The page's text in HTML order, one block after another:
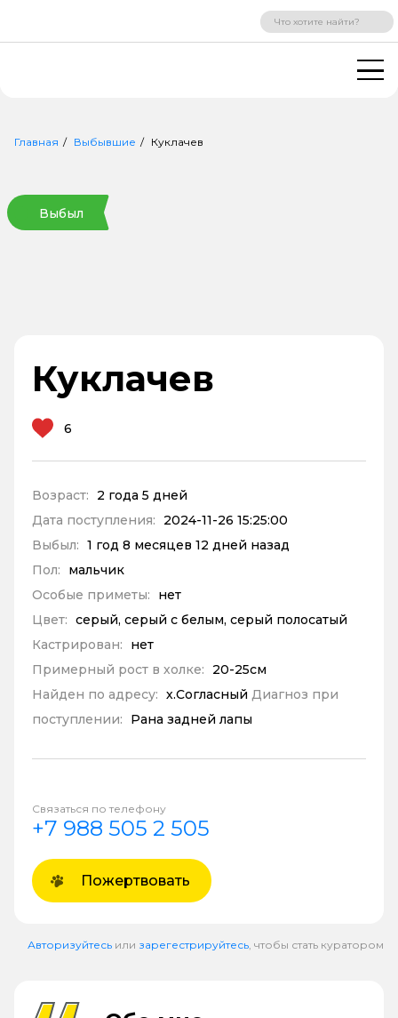
ВХОД РЕГИСТРАЦИЯ
Главная Выбывшие Куклачев
Выбыл
Куклачев
6
Возраст:
2 года 5 дней
Дата поступления:
2024-11-26 15:25:00
Выбыл: 1 год 8 месяцев 12 дней назад
Пол:
мальчик
Особые приметы:
нет
Цвет: серый, серый с белым, серый полосатый
Кастрирован:
нет
Примерный рост в холке:
20-25см
Найден по адресу: х.Согласный Диагноз при
поступлении:
Рана задней лапы
Связаться по телефону
+7 988 505 2 505
Пожертвовать
Авторизуйтесь или зарегестрируйтесь , чтобы стать куратором